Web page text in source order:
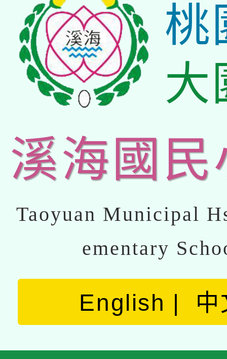
桃
大
溪海國民
Taoyuan Municipal
ementary
English 中